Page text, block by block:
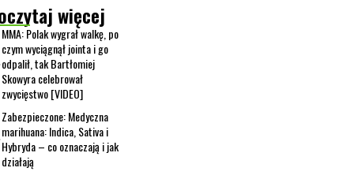
więcej
MMA: Polak wygrał walkę, po
czym wyciągnął jointa i go
odpalił, tak Bartłomiej
Skowyra celebrował
zwycięstwo [VIDEO]
Zabezpieczone: Medyczna
marihuana: Indica, Sativa i
Hybryda – co oznaczają i jak
działają